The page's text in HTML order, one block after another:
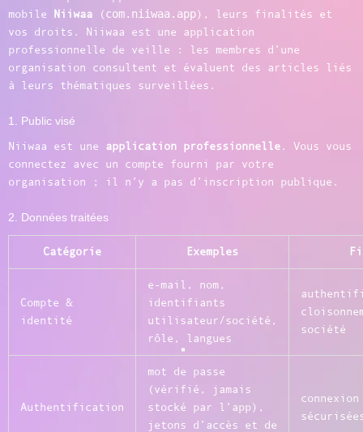
mobile Niiwaa (com.niiwaa.app), leurs finalités et
vos droits. Niiwaa est une application
professionnelle de veille : les membres d’une
organisation consultent et évaluent des articles liés
à leurs thématiques surveillées.
1. Public visé
Niiwaa est une application professionnelle . Vous vous
connectez avec un compte fourni par votre
organisation ; il n’y a pas d’inscription publique.
2. Données traitées
Catégorie Exemples
Compte &
identité
e-mail, nom,
identifiants
utilisateur/société,
rôle, langues
société
Authentification
mot de passe
(vérifié, jamais
stocké par l’app),
jetons d’accès et de